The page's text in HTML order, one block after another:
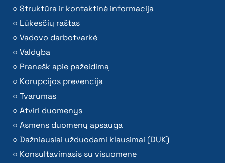
Struktūra ir kontaktinė informacija
Lūkesčių raštas
Vadovo darbotvarkė
Valdyba
Pranešk apie pažeidimą
Korupcijos prevencija
Tvarumas
Atviri duomenys
Asmens duomenų apsauga
Dažniausiai užduodami klausimai (DUK)
Konsultavimasis su visuomene